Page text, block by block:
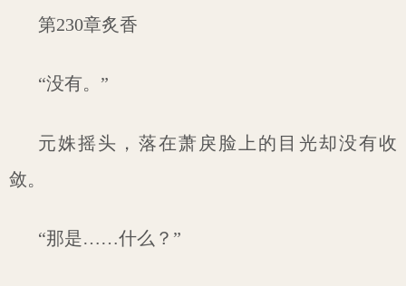
第230章炙香
“没有。”
元姝摇头，落在萧戾脸上的目光却没有收
敛。
“那是……什么？”